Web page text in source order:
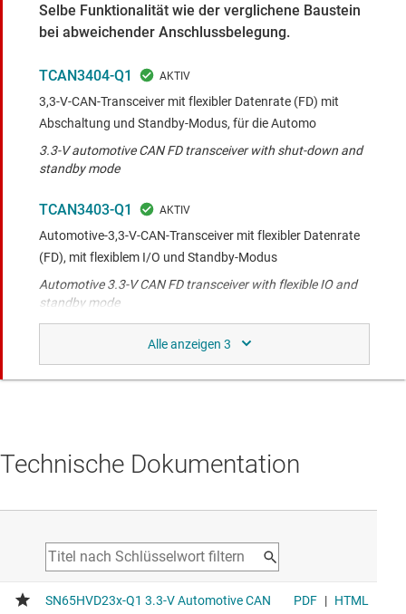
Selbe Funktionalität wie der verglichene Baustein
bei abweichender Anschlussbelegung.
TCAN3404-Q1
3,3-V-CAN-Transceiver mit flexibler Datenrate (FD) mit
Abschaltung und Standby-Modus, für die Automo
3.3-V automotive CAN FD transceiver with shut-down and
standby mode
TCAN3403-Q1
Automotive-3,3-V-CAN-Transceiver mit flexibler Datenrate
(FD), mit flexiblem I/O und Standby-Modus
Automotive 3.3-V CAN FD transceiver with flexible IO and
standby mode
CAN-Transceiver, 3,3 V
Technische Dokumentation